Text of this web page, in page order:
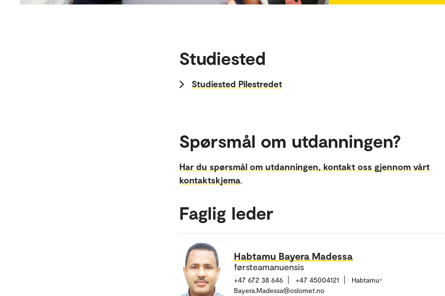
Studiested
Studiested Pilestredet
Spørsmål om utdanningen?
Har du spørsmål om utdanningen, kontakt oss gjennom vårt
kontaktskjema.
Faglig leder
Habtamu Bayera Madessa
førsteamanuensis
+47 672 38 646 +47 45004121
Habtamu-
Bayera.Madessa@oslomet.no